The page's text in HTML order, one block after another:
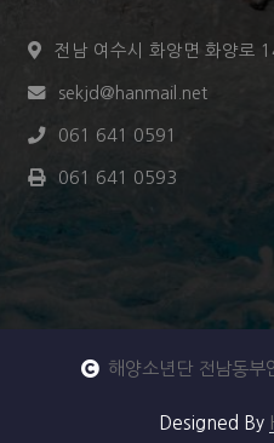
전남 여수시 화앙면 화양로
sekjd@hanmail.net
061 641 0591
061 641 0593
해양소년단 전남동부
Designed By